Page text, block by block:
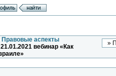
Правовые аспекты
вебинар «Как